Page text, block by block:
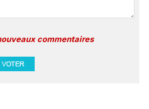
commentaires